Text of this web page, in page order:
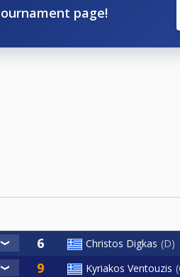
page!
Christos Digkas D
Kyriakos Ventouzis